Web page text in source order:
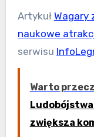
Artykuł Wagary
naukowe
serwisu
Warto
zwiększa